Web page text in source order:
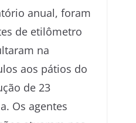
anual, foram
de etilômetro
na
aos pátios do
de 23
Os agentes